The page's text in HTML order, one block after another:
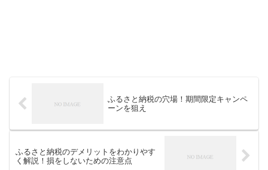
ふるさと納税の穴場！期間限定キャンペ
ーンを狙え
ふるさと納税のデメリットをわかりやす
く解説！損をしないための注意点